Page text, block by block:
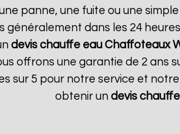
panne, une fuite ou une
généralement dans les 24
devis chauffe eau Chaffoteaux
offrons une garantie de 2 ans
sur 5 pour notre service et
obtenir un devis